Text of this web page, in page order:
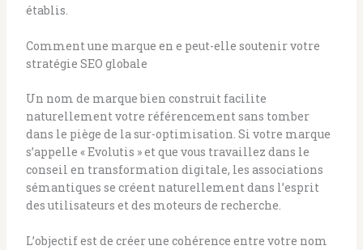
établis.
Comment une marque en e peut-elle soutenir votre
stratégie SEO globale
Un nom de marque bien construit facilite
naturellement votre référencement sans tomber
dans le piège de la sur-optimisation. Si votre marque
s’appelle « Evolutis » et que vous travaillez dans le
conseil en transformation digitale, les associations
sémantiques se créent naturellement dans l’esprit
des utilisateurs et des moteurs de recherche.
L’objectif est de créer une cohérence entre votre nom